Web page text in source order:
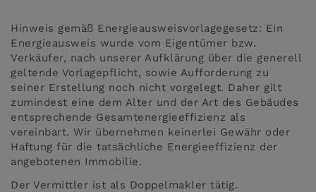
Hinweis gemäß Energieausweisvorlagegesetz: Ein
Energieausweis wurde vom Eigentümer bzw.
Verkäufer, nach unserer Aufklärung über die generell
geltende Vorlagepflicht, sowie Aufforderung zu
seiner Erstellung noch nicht vorgelegt. Daher gilt
zumindest eine dem Alter und der Art des Gebäudes
entsprechende Gesamtenergieeffizienz als
vereinbart. Wir übernehmen keinerlei Gewähr oder
Haftung für die tatsächliche Energieeffizienz der
angebotenen Immobilie.
Der Vermittler ist als Doppelmakler tätig.